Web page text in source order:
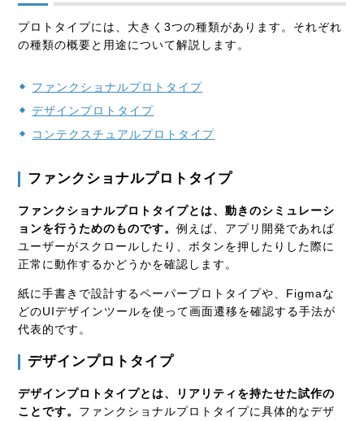
プロトタイプには、大きく3つの種類があります。それぞれ
の種類の概要と用途について解説します。
ファンクショナルプロトタイプ
デザインプロトタイプ
コンテクスチュアルプロトタイプ
ファンクショナルプロトタイプ
ファンクショナルプロトタイプとは、動きのシミュレーシ
ョンを行うためのものです。例えば、アプリ開発であれば
ユーザーがスクロールしたり、ボタンを押したりした際に
正常に動作するかどうかを確認します。
紙に手書きで設計するペーパープロトタイプや、Figmaな
どのUIデザインツールを使って画面遷移を確認する手法が
代表的です。
デザインプロトタイプ
デザインプロトタイプとは、リアリティを持たせた試作の
ことです。 ファンクショナルプロトタイプに具体的なデザ